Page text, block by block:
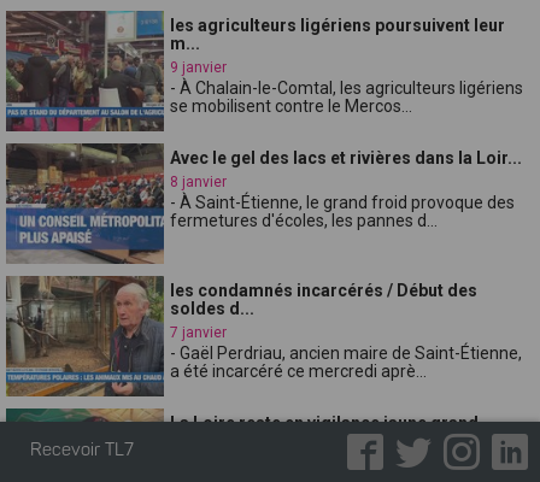
les agriculteurs ligériens poursuivent leur
m...
9 janvier
- À Chalain-le-Comtal, les agriculteurs ligériens
se mobilisent contre le Mercos...
Avec le gel des lacs et rivières dans la Loir...
8 janvier
- À Saint-Étienne, le grand froid provoque des
fermetures d'écoles, les pannes d...
les condamnés incarcérés / Début des
soldes d...
7 janvier
- Gaël Perdriau, ancien maire de Saint-Étienne,
a été incarcéré ce mercredi aprè...
La Loire reste en vigilance jaune grand
Recevoir TL7